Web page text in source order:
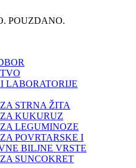
POUZDANO.
LABORATORIJE
STRNA ŽITA
KUKURUZ
LEGUMINOZE
POVRTARSKE I
BILJNE VRSTE
SUNCOKRET